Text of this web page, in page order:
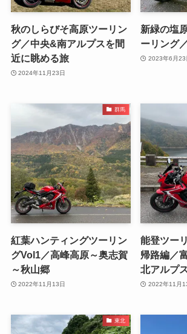
秋のしらびそ高原ツーリン
グ／中央&南アルプスを間
近に眺める旅
2024年11月23日
新緑の塩
ーリング
2023年6月23
群馬
紅葉ハンティングツーリン
グVol1／高峰高原～奥志賀
～秋山郷
2022年11月13日
能登ツー
帰路編／
北アルプ
2022年11月
東北